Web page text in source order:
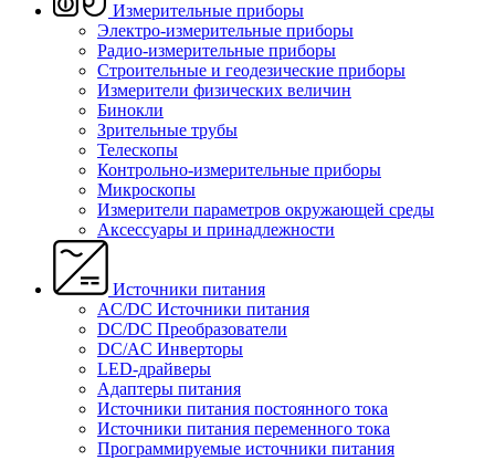
Измерительные приборы
Электро-измерительные приборы
Радио-измерительные приборы
Строительные и геодезические приборы
Измерители физических величин
Бинокли
Зрительные трубы
Телескопы
Контрольно-измерительные приборы
Микроскопы
Измерители параметров окружающей среды
Аксессуары и принадлежности
Источники питания
AC/DC Источники питания
DC/DC Преобразователи
DC/AC Инверторы
LED-драйверы
Адаптеры питания
Источники питания постоянного тока
Источники питания переменного тока
Программируемые источники питания